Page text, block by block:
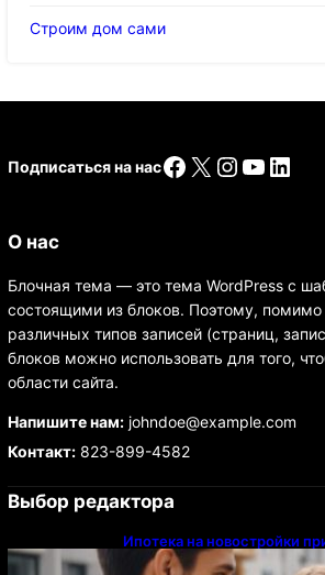
Строим дом сами
Подписаться на насFacebook
X Instagram
О нас
Блочная тема — это тема WordPress с
состоящими из блоков. Поэтому,
различных типов записей (страниц,
блоков можно использовать для того,
области сайта.
Напишите нам:johndoe@example.com
Контакт:823-899-4582
Выбор редактора
Ипотека на новостройки
напрямую у застройщика